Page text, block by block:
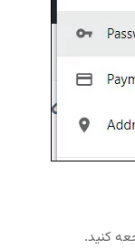
کنید.